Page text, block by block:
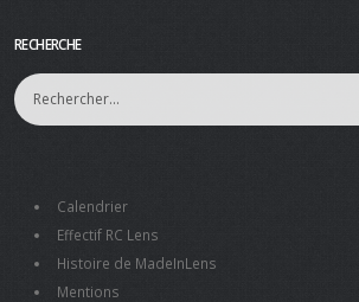
RECHERCHE
Calendrier
Effectif RC Lens
Histoire de MadeInLens
Mentions